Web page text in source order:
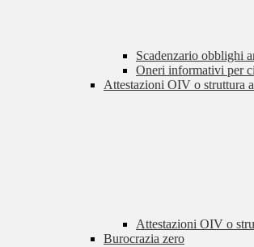
Scadenzario obblighi
Oneri informativi per
Attestazioni OIV o struttura
Attestazioni OIV o
Burocrazia zero